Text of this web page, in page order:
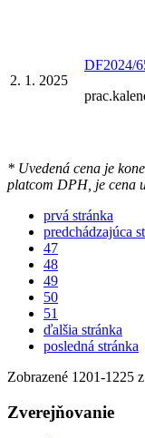
2. 1. 2025
DF2024/
* Uvedená cena je
platcom DPH, je cena
prvá stránka
predchádzajúca
47
48
49
50
51
ďalšia stránka
posledná stránka
Zobrazené 1201-1225
Zverejňovanie